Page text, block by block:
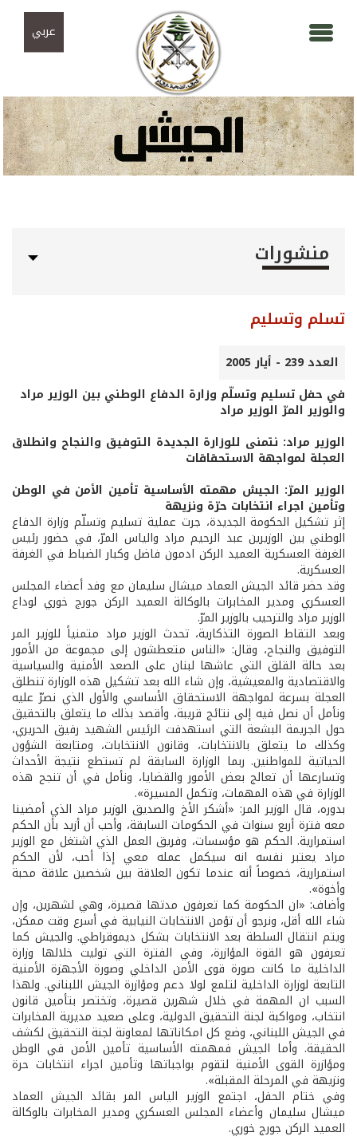
عربي
منشورات
تسلم وتسليم
العدد 239 - أيار 2005
في حفل تسليم وتسلّم وزارة الدفاع الوطني بين الوزير مراد
والوزير المرّ الوزير مراد
الوزير مراد: نتمنى للوزارة الجديدة التوفيق والنجاح وانطلاق
العجلة لمواجهة الاستحقاقات
الوزير المرّ: الجيش مهمته الأساسية تأمين الأمن في الوطن
وتأمين اجراء انتخابات حرّة ونزيهة
إثر تشكيل الحكومة الجديدة، جرت عملية تسليم وتسلّم وزارة الدفاع
الوطني بين الوزيرين عبد الرحيم مراد والياس المرّ، في حضور رئيس
الغرفة العسكرية العميد الركن ادمون فاضل وكبار الضباط في الغرفة
العسكرية.
وقد حضر قائد الجيش العماد ميشال سليمان مع وفد أعضاء المجلس
العسكري ومدير المخابرات بالوكالة العميد الركن جورج خوري لوداع
الوزير مراد والترحيب بالوزير المرّ.
وبعد التقاط الصورة التذكارية، تحدث الوزير مراد متمنياً للوزير المر
التوفيق والنجاح، وقال: «الناس متعطشون إلى مجموعة من الأمور
بعد حالة القلق التي عاشها لبنان على الصعد الأمنية والسياسية
والاقتصادية والمعيشية، وإن شاء الله بعد تشكيل هذه الوزارة تنطلق
العجلة بسرعة لمواجهة الاستحقاق الأساسي والأول الذي نصرّ عليه
ونأمل أن نصل فيه إلى نتائج قريبة، وأقصد بذلك ما يتعلق بالتحقيق
حول الجريمة البشعة التي استهدفت الرئيس الشهيد رفيق الحريري،
وكذلك ما يتعلق بالانتخابات، وقانون الانتخابات، ومتابعة الشؤون
الحياتية للمواطنين. ربما الوزارة السابقة لم تستطع نتيجة الأحداث
وتسارعها أن تعالج بعض الأمور والقضايا، ونأمل في أن تنجح هذه
الوزارة في هذه المهمات، وتكمل المسيرة».
بدوره، قال الوزير المر: «أشكر الأخ والصديق الوزير مراد الذي أمضينا
معه فترة أربع سنوات في الحكومات السابقة، وأحب أن أزيد بأن الحكم
استمرارية. الحكم هو مؤسسات، وفريق العمل الذي اشتغل مع الوزير
مراد يعتبر نفسه انه سيكمل عمله معي إذا أحب، لأن الحكم
استمرارية، خصوصاً أنه عندما تكون العلاقة بين شخصين علاقة محبة
وأخوة».
وأضاف: «ان الحكومة كما تعرفون مدتها قصيرة، وهي لشهرين، وإن
شاء الله أقل، ونرجو أن تؤمن الانتخابات النيابية في أسرع وقت ممكن،
ويتم انتقال السلطة بعد الانتخابات بشكل ديموقراطي. والجيش كما
تعرفون هو القوة المؤازرة، وفي الفترة التي توليت خلالها وزارة
الداخلية ما كانت صورة قوى الأمن الداخلي وصورة الأجهزة الأمنية
التابعة لوزارة الداخلية لتلمع لولا دعم ومؤازرة الجيش اللبناني. ولهذا
السبب ان المهمة في خلال شهرين قصيرة، وتختصر بتأمين قانون
انتخاب، ومواكبة لجنة التحقيق الدولية، وعلى صعيد مديرية المخابرات
في الجيش اللبناني، وضع كل امكاناتها لمعاونة لجنة التحقيق لكشف
الحقيقة. وأما الجيش فمهمته الأساسية تأمين الأمن في الوطن
ومؤازرة القوى الأمنية لتقوم بواجباتها وتأمين اجراء انتخابات حرة
ونزيهة في المرحلة المقبلة».
وفي ختام الحفل، اجتمع الوزير الياس المر بقائد الجيش العماد
ميشال سليمان وأعضاء المجلس العسكري ومدير المخابرات بالوكالة
العميد الركن جورج خوري.